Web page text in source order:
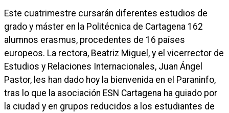
Este cuatrimestre cursarán diferentes estudios de
grado y máster en la Politécnica de Cartagena 162
alumnos erasmus, procedentes de 16 países
europeos. La rectora, Beatriz Miguel, y el vicerrector de
Estudios y Relaciones Internacionales, Juan Ángel
Pastor, les han dado hoy la bienvenida en el Paraninfo,
tras lo que la asociación ESN Cartagena ha guiado por
la ciudad y en grupos reducidos a los estudiantes de